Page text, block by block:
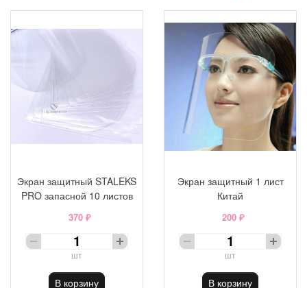
Экран защитный STALEKS
PRO запасной 10 листов
370 ₽
шт
В корзину
Экран защитный 1 лист
Китай
200 ₽
шт
В корзину